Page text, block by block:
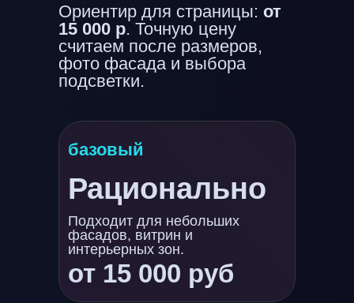
Ориентир для страницы: от
15 000 р. Точную цену
считаем после размеров,
фото фасада и выбора
подсветки.
Рационально
от 15 000 руб
базовый
Подходит для небольших
фасадов, витрин и
интерьерных зон.